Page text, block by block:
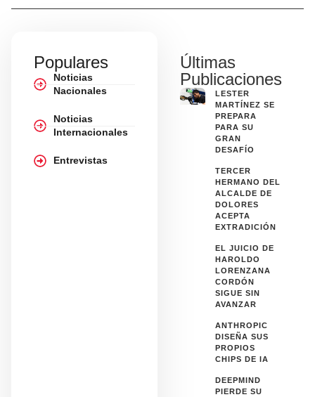
Populares
Noticias
Nacionales
Noticias
Internacionales
Entrevistas
Últimas
Publicaciones
LESTER
MARTÍNEZ SE
PREPARA
PARA SU
GRAN
DESAFÍO
TERCER
HERMANO DEL
ALCALDE DE
DOLORES
ACEPTA
EXTRADICIÓN
EL JUICIO DE
HAROLDO
LORENZANA
CORDÓN
SIGUE SIN
AVANZAR
ANTHROPIC
DISEÑA SUS
PROPIOS
CHIPS DE IA
DEEPMIND
PIERDE SU